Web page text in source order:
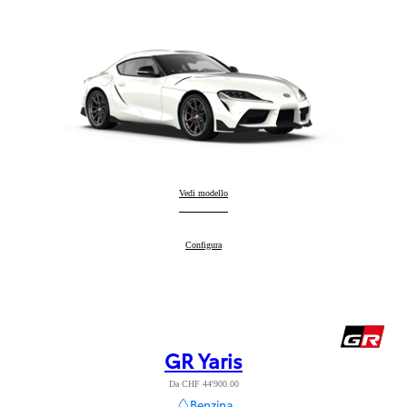
GR Supra:
Vedi modello
GR Supra
Configura
GR Yaris
Da CHF 44'900.00